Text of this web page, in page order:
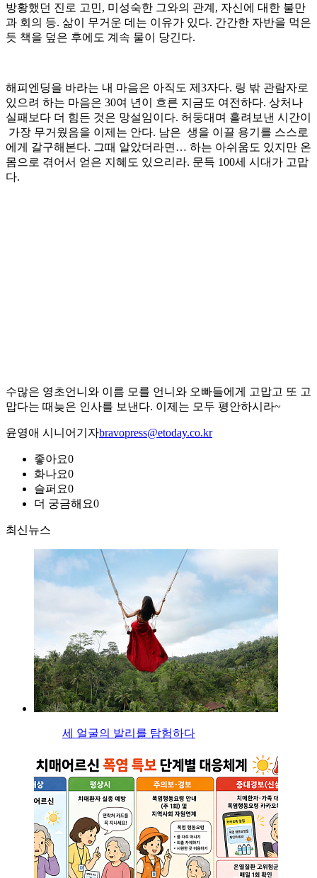
방황했던 진로 고민, 미성숙한 그와의 관계, 자신에 대한 불만
과 회의 등. 삶이 무거운 데는 이유가 있다. 간간한 자반을 먹은
듯 책을 덮은 후에도 계속 물이 당긴다.
해피엔딩을 바라는 내 마음은 아직도 제3자다. 링 밖 관람자로
있으려 하는 마음은 30여 년이 흐른 지금도 여전하다. 상처나
실패보다 더 힘든 것은 망설임이다. 허둥대며 흘려보낸 시간이
가장 무거웠음을 이제는 안다. 남은 생을 이끌 용기를 스스로
에게 갈구해본다. 그때 알았더라면… 하는 아쉬움도 있지만 온
몸으로 겪어서 얻은 지혜도 있으리라. 문득 100세 시대가 고맙
다.
수많은 영초언니와 이름 모를 언니와 오빠들에게 고맙고 또 고
맙다는 때늦은 인사를 보낸다. 이제는 모두 평안하시라~
윤영애 시니어기자bravopress@etoday.co.kr
좋아요0
화나요0
슬퍼요0
더 궁금해요0
최신뉴스
세 얼굴의 발리를 탐험하다